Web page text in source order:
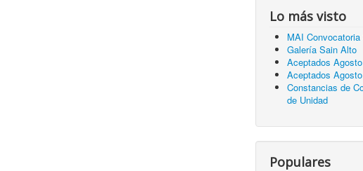
Lo más visto
MAI Convocatoria
Galería Sain Alto
Aceptados
Aceptados
Constancias de
de Unidad
Populares